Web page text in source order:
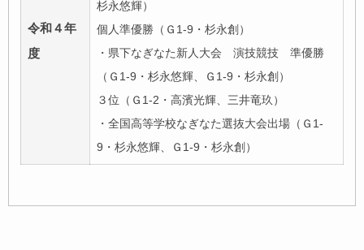
令和４年
度
杉永悠輝）
個人準優勝（Ｇ1-9・杉永創）
・県下なぎなた新人大会 演技競技 準優勝
（Ｇ1-9・杉永悠輝、Ｇ1-9・杉永創）
３位（Ｇ1-2・高濱光輝、三井竜玖）
・全国高等学校なぎなた選抜大会出場（Ｇ1-
9・杉永悠輝、Ｇ1-9・杉永創）